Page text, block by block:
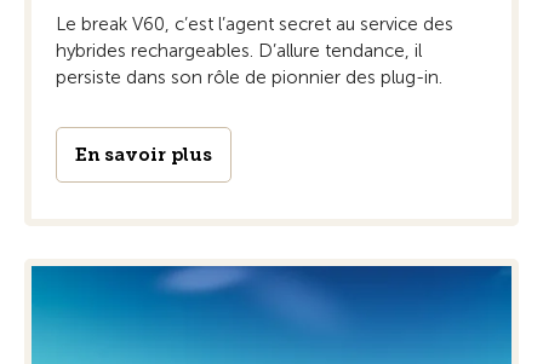
Le break V60, c’est l’agent secret au service des
hybrides rechargeables. D’allure tendance, il
persiste dans son rôle de pionnier des plug-in.
En savoir plus